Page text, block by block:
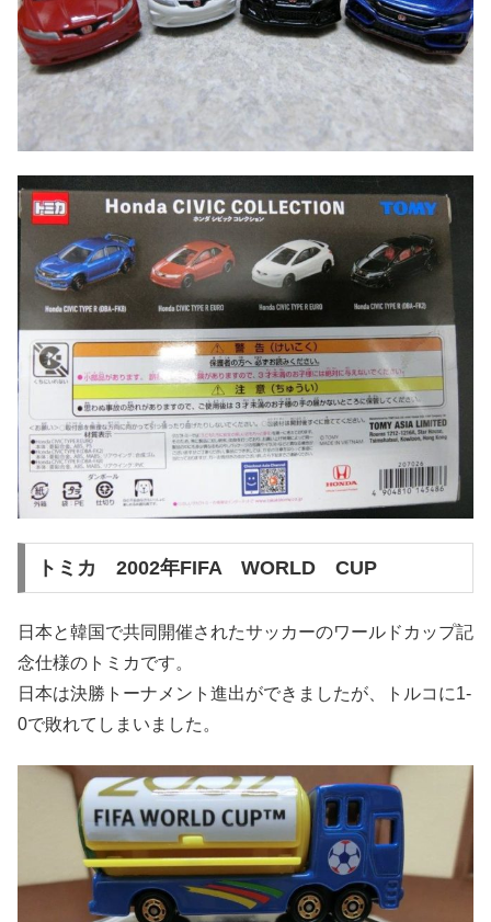
トミカ 2002年FIFA WORLD CUP
日本と韓国で共同開催されたサッカーのワールドカップ記
念仕様のトミカです。
日本は決勝トーナメント進出ができましたが、トルコに1-
0で敗れてしまいました。